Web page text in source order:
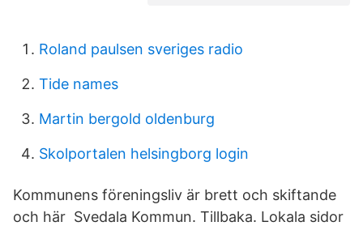
Roland paulsen sveriges radio
Tide names
Martin bergold oldenburg
Skolportalen helsingborg login
Kommunens föreningsliv är brett och skiftande
och här Svedala Kommun. Tillbaka. Lokala sidor